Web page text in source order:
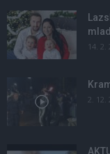
14. 2.
2. 12.